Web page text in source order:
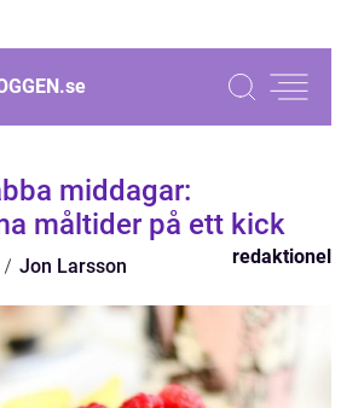
se
middagar:
måltider på ett kick
Jon Larsson redaktionel